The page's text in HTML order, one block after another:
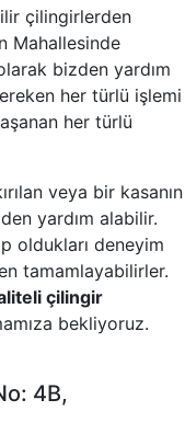
çilingirlerden
Mahallesinde
bizden yardım
her türlü işlemi
her türlü
veya bir kasanın
yardım alabilir.
oldukları deneyim
tamamlayabilirler.
çilingir
bekliyoruz.
4B,